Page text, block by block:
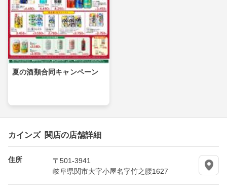
夏の酒類合同キャンペーン
カインズ 関店の店舗詳細
住所
〒501-3941
岐阜県関市大字小屋名字竹之腰1627